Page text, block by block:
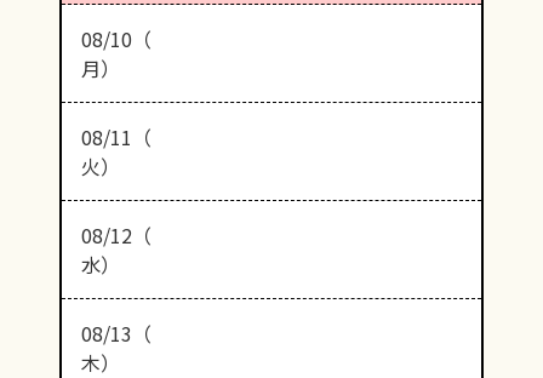
08/10（
月）
08/11（
火）
08/12（
水）
08/13（
木）